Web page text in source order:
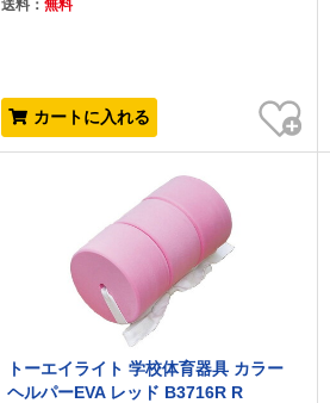
送料：無料
カートに入れる
お気に入り
トーエイライト 学校体育器具 カラー
ヘルパーEVA レッド B3716R R